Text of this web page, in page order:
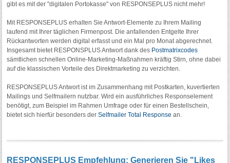
gibt es mit der "digitalen Portokasse" von RESPONSEPLUS nicht mehr!
Mit RESPONSEPLUS erhalten Sie Antwort-Elemente zu Ihrem Mailing
laufend mit Ihrer täglichen Firmenpost. Die anfallenden Entgelte Ihrer
Rückantworten werden digital erfasst und ein Mal pro Monat abgerechnet.
Insgesamt bietet RESPONSPLUS Antwort dank des Postmatrixcodes
sämtlichen schnellen Online-Marketing-Maßnahmen kräftig Stirn, ohne dabei
auf die klassischen Vorteile des Direktmarketing zu verzichten.
RESPONSEPLUS Antwort ist im Zusammenhang mit Postkarten, kuvertierten
Mailings und Selfmailern nutzbar. Wird ein ausführliches Responselement
benötigt, zum Beispiel im Rahmen Umfrage oder für einen Bestellschein,
bietet sich hierfür besonders derSelfmailer Total Response an.
RESPONSEPLUS Empfehlung: Generieren Sie "Likes